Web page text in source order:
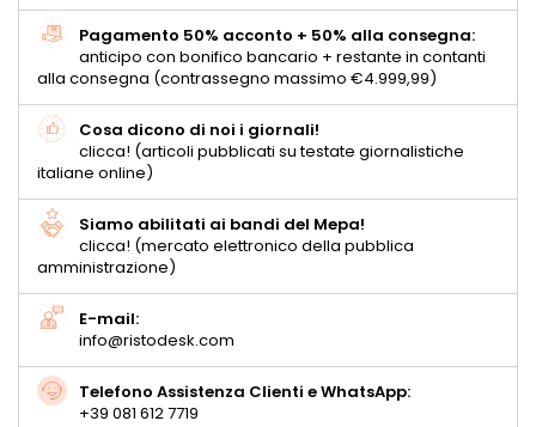
Pagamento 50% acconto + 50% alla consegna:
anticipo con bonifico bancario + restante in contanti
alla consegna (contrassegno massimo €4.999,99)
Cosa dicono di noi i giornali!
clicca! (articoli pubblicati su testate giornalistiche
italiane online)
Siamo abilitati ai bandi del Mepa!
clicca! (mercato elettronico della pubblica
amministrazione)
E-mail:
info@ristodesk.com
Telefono Assistenza Clienti e WhatsApp:
+39 081 612 7719